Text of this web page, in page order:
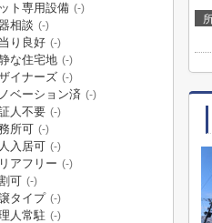
ト専用設備 (-)
相談 (-)
り良好 (-)
な住宅地 (-)
イナーズ (-)
ベーション済 (-)
人不要 (-)
所可 (-)
入居可 (-)
アフリー (-)
可 (-)
タイプ (-)
人常駐 (-)